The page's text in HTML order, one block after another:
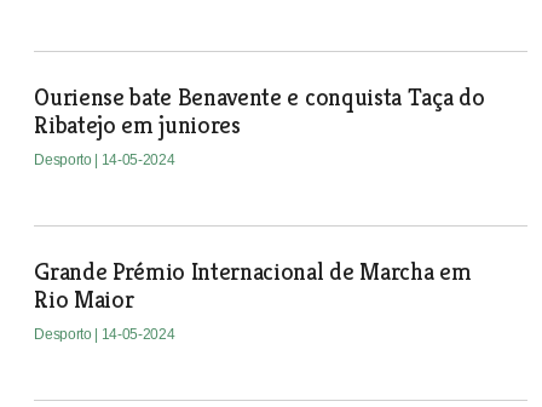
Ouriense bate Benavente e conquista Taça do
Ribatejo em juniores
Desporto | 14-05-2024
Grande Prémio Internacional de Marcha em
Rio Maior
Desporto | 14-05-2024